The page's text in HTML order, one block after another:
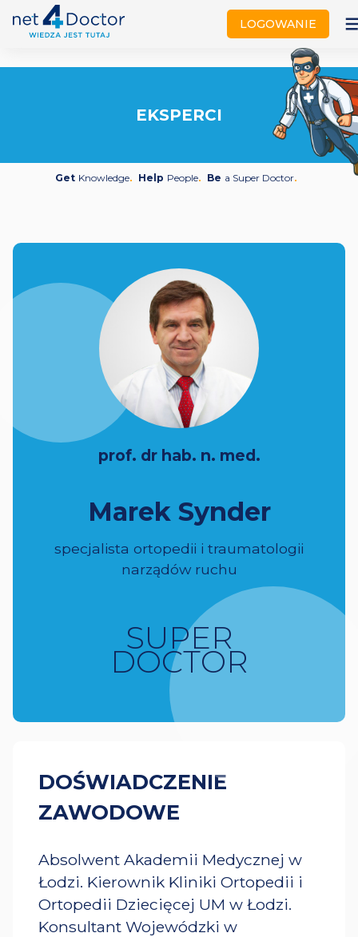
LOGOWANIE
EKSPERCI
Get Knowledge Help People Be a Super Doctor
prof. dr hab. n. med.
Marek Synder
specjalista ortopedii i traumatologii
narządów ruchu
SUPER
DOCTOR
DOŚWIADCZENIE
ZAWODOWE
Absolwent Akademii Medycznej w
Łodzi. Kierownik Kliniki Ortopedii i
Ortopedii Dziecięcej UM w Łodzi.
Konsultant Wojewódzki w